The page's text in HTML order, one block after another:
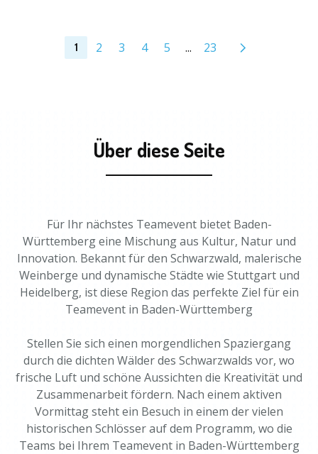
1 2 3 4 5 ... 23
Über diese Seite
Für Ihr nächstes Teamevent bietet Baden-
Württemberg eine Mischung aus Kultur, Natur und
Innovation. Bekannt für den Schwarzwald, malerische
Weinberge und dynamische Städte wie Stuttgart und
Heidelberg, ist diese Region das perfekte Ziel für ein
Teamevent in Baden-Württemberg
Stellen Sie sich einen morgendlichen Spaziergang
durch die dichten Wälder des Schwarzwalds vor, wo
frische Luft und schöne Aussichten die Kreativität und
Zusammenarbeit fördern. Nach einem aktiven
Vormittag steht ein Besuch in einem der vielen
historischen Schlösser auf dem Programm, wo die
Teams bei Ihrem Teamevent in Baden-Württemberg